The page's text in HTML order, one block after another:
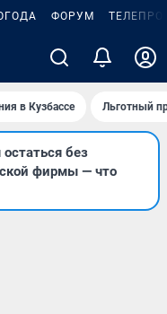
ФОРУМ
в Кузбассе Льготный
без
фирмы — что